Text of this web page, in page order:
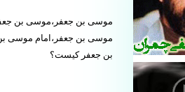
موسی بن جعفر،موسی بن
موسی بن جعفر،امام موسی
بن جعفر کیست؟